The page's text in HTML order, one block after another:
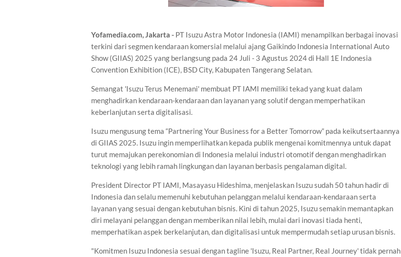
Yofamedia.com, Jakarta - PT Isuzu Astra Motor Indonesia (IAMI) menampilkan berbagai inovasi
terkini dari segmen kendaraan komersial melalui ajang Gaikindo Indonesia International Auto
Show (GIIAS) 2025 yang berlangsung pada 24 Juli - 3 Agustus 2024 di Hall 1E Indonesia
Convention Exhibition (ICE), BSD City, Kabupaten Tangerang Selatan.
Semangat 'Isuzu Terus Menemani' membuat PT IAMI memiliki tekad yang kuat dalam
menghadirkan kendaraan-kendaraan dan layanan yang solutif dengan memperhatikan
keberlanjutan serta digitalisasi.
Isuzu mengusung tema “Partnering Your Business for a Better Tomorrow” pada keikutsertaannya
di GIIAS 2025. Isuzu ingin memperlihatkan kepada publik mengenai komitmennya untuk dapat
turut memajukan perekonomian di Indonesia melalui industri otomotif dengan menghadirkan
teknologi yang lebih ramah lingkungan dan layanan berbasis pengalaman digital.
President Director PT IAMI, Masayasu Hideshima, menjelaskan Isuzu sudah 50 tahun hadir di
Indonesia dan selalu memenuhi kebutuhan pelanggan melalui kendaraan-kendaraan serta
layanan yang sesuai dengan kebutuhan bisnis. Kini di tahun 2025, Isuzu semakin memantapkan
diri melayani pelanggan dengan memberikan nilai lebih, mulai dari inovasi tiada henti,
memperhatikan aspek berkelanjutan, dan digitalisasi untuk mempermudah setiap urusan bisnis.
"Komitmen Isuzu Indonesia sesuai dengan tagline 'Isuzu, Real Partner, Real Journey' tidak pernah